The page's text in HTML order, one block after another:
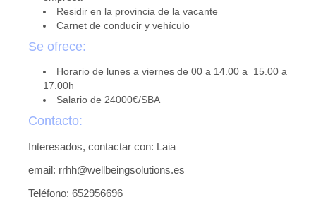
Residir en la provincia de la vacante
Carnet de conducir y vehículo
Se ofrece:
Horario de lunes a viernes de 00 a 14.00 a 15.00 a
17.00h
Salario de 24000€/SBA
Contacto:
Interesados, contactar con: Laia
email: rrhh@wellbeingsolutions.es
Teléfono: 652956696